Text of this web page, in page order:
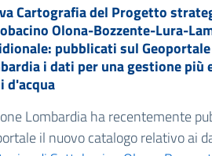
Cartografia del Progetto
Olona-Bozzente-Lura-
pubblicati sul
i dati per una gestione più
d'acqua
Lombardia ha recentemente
il nuovo catalogo relativo ai